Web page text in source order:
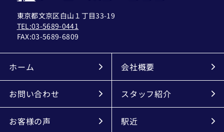
東京都文京区白山１丁目33-19
TEL:03-5689-0441
FAX:03-5689-6809
ホーム 会社概要
お問い合わせ スタッフ紹介
お客様の声 駅近